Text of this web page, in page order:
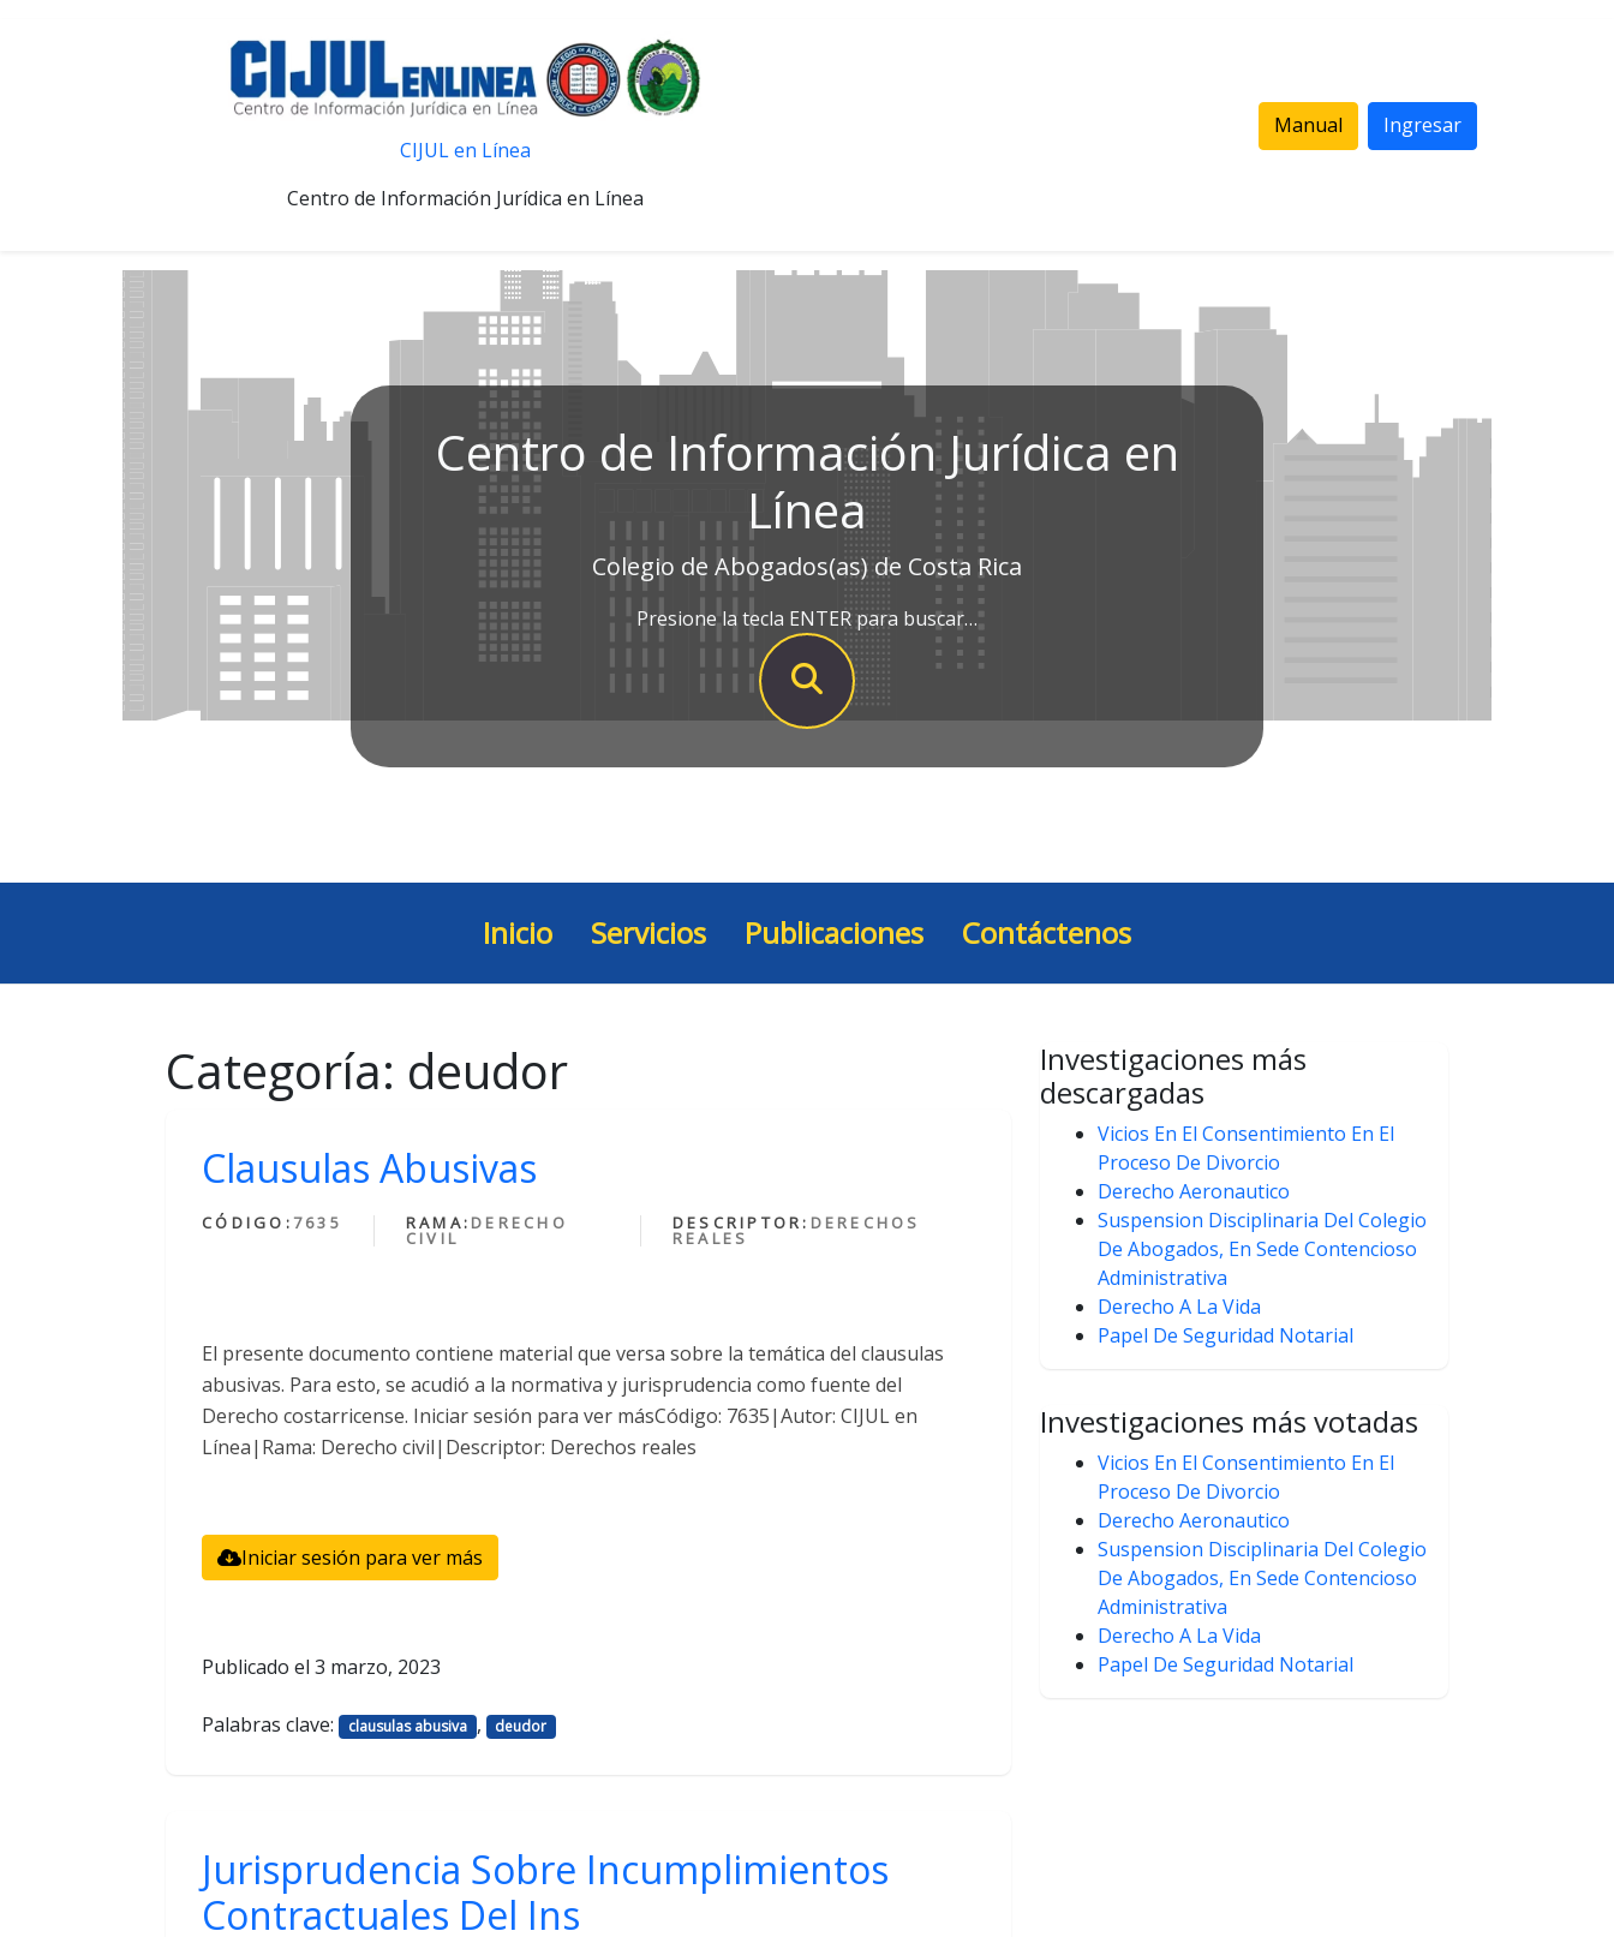
CIJUL en Línea
Centro de Información Jurídica en Línea
Manual Ingresar
Centro de Información Jurídica en
Línea
Colegio de Abogados(as) de Costa Rica
Presione la tecla ENTER para buscar…
Inicio Servicios Publicaciones Contáctenos
Categoría: deudor
Clausulas Abusivas
CÓDIGO: 7635 RAMA: DERECHO
CIVIL
DESCRIPTOR: DERECHOS
REALES
El presente documento contiene material que versa sobre la temática del clausulas
abusivas. Para esto, se acudió a la normativa y jurisprudencia como fuente del
Derecho costarricense. Iniciar sesión para ver másCódigo: 7635|Autor: CIJUL en
Línea|Rama: Derecho civil|Descriptor: Derechos reales
Iniciar sesión para ver más
Publicado el 3 marzo, 2023
Palabras clave: clausulas abusiva , deudor
Jurisprudencia Sobre Incumplimientos
Contractuales Del Ins
Investigaciones más
descargadas
Vicios En El Consentimiento En El
Proceso De Divorcio
Derecho Aeronautico
Suspension Disciplinaria Del Colegio
De Abogados, En Sede Contencioso
Administrativa
Derecho A La Vida
Papel De Seguridad Notarial
Investigaciones más votadas
Vicios En El Consentimiento En El
Proceso De Divorcio
Derecho Aeronautico
Suspension Disciplinaria Del Colegio
De Abogados, En Sede Contencioso
Administrativa
Derecho A La Vida
Papel De Seguridad Notarial